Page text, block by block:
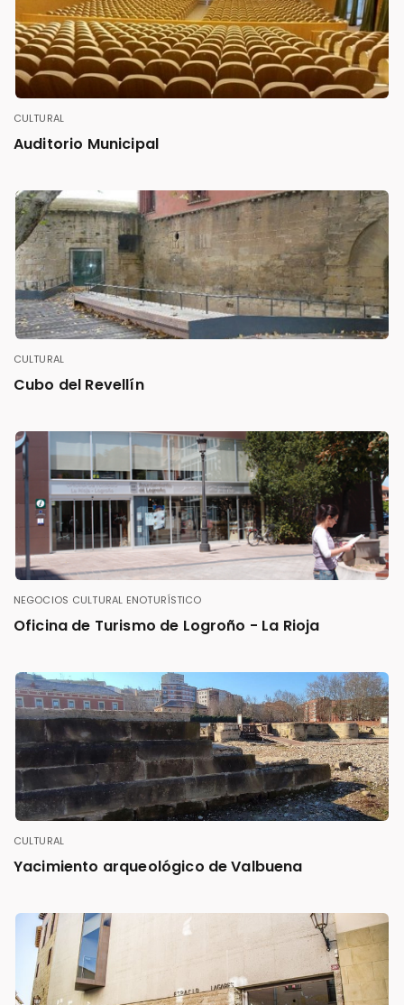
CULTURAL
Auditorio Municipal
CULTURAL
Cubo del Revellín
NEGOCIOS CULTURAL ENOTURÍSTICO
Oficina de Turismo de Logroño - La Rioja
CULTURAL
Yacimiento arqueológico de Valbuena